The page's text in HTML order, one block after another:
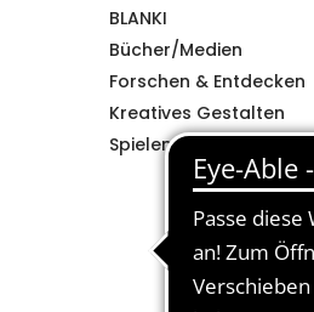
BLANKI
Bücher/Medien
Forschen & Entdecken
Kreatives Gestalten
Spielen & Lernen